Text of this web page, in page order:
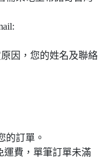
因，您的姓名及聯絡
的訂單。
運費，單筆訂單未滿